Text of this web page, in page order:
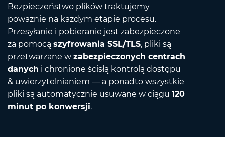
Bezpieczeństwo plików traktujemy
poważnie na każdym etapie procesu.
Przesyłanie i pobieranie jest zabezpieczone
za pomocą szyfrowania SSL/TLS, pliki są
przetwarzane w zabezpieczonych centrach
danych i chronione ścisłą kontrolą dostępu
& uwierzytelnianiem — a ponadto wszystkie
pliki są automatycznie usuwane w ciągu 120
minut po konwersji.